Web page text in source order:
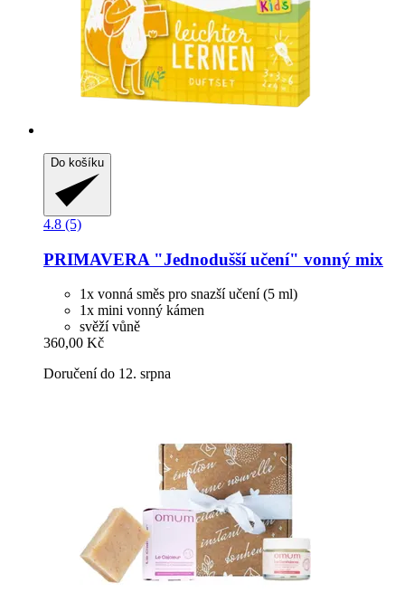
Do košíku
4.8 (5)
PRIMAVERA "Jednodušší učení" vonný mix
1x vonná směs pro snazší učení (5 ml)
1x mini vonný kámen
svěží vůně
360,00 Kč
Doručení do 12. srpna